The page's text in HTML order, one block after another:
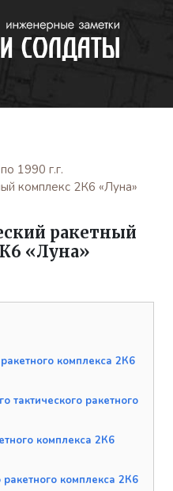
1990 г.г.
комплекс 2К6 «Луна»
ракетный
«Луна»
комплекса 2К6
тактического ракетного
комплекса 2К6
ракетного комплекса 2К6